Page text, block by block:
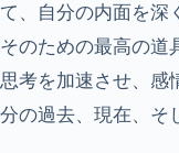
て、自分の内面を深
そのための最高の道
思考を加速させ、感
分の過去、現在、そ